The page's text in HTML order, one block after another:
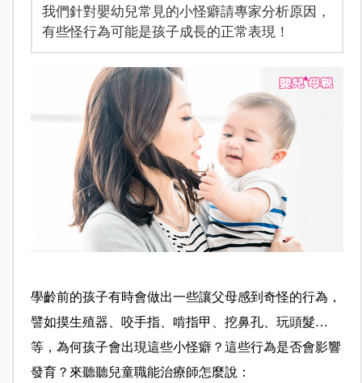
我們針對嬰幼兒常見的小怪癖請專家分析原因，
有些怪行為可能是孩子成長的正常表現！
學齡前的孩子有時會做出一些讓父母感到奇怪的行為，
譬如摸生殖器、咬手指、啃指甲、挖鼻孔、玩頭髮…
等，為何孩子會出現這些小怪癖？這些行為是否會影響
發育？來聽聽兒童職能治療師怎麼說：